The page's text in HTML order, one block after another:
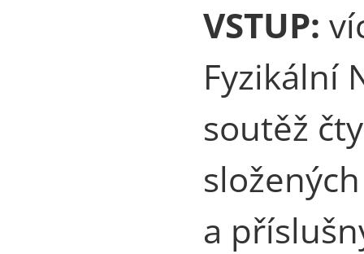
VSTUP:
Fyzikální
soutěž
a